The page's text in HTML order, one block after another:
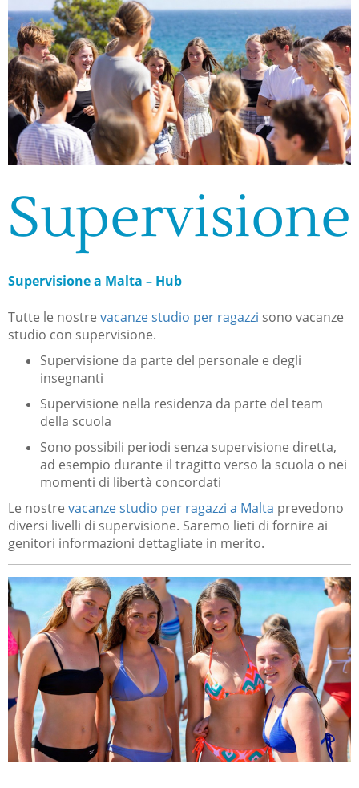
Supervisione
Supervisione a Malta – Hub
Tutte le nostre vacanze studio per ragazzi sono vacanze
studio con supervisione.
Supervisione da parte del personale e degli
insegnanti
Supervisione nella residenza da parte del team
della scuola
Sono possibili periodi senza supervisione diretta,
ad esempio durante il tragitto verso la scuola o nei
momenti di libertà concordati
Le nostre vacanze studio per ragazzi a Malta prevedono
diversi livelli di supervisione. Saremo lieti di fornire ai
genitori informazioni dettagliate in merito.